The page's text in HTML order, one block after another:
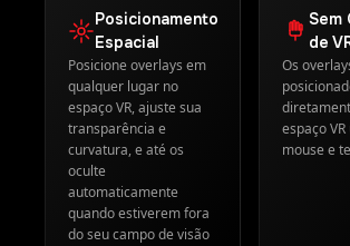
Posicionamento
Espacial
Posicione overlays em
qualquer lugar no
espaço VR, ajuste sua
transparência e
curvatura, e até os
oculte
automaticamente
quando estiverem fora
do seu campo de visão
Sem
de
Os
espaço
mouse e